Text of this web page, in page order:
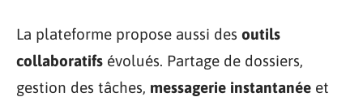
La plateforme propose aussi des outils
collaboratifs évolués. Partage de dossiers,
gestion des tâches, messagerie instantanée et